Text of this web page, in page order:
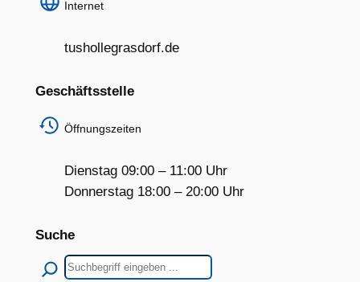
Internet
tushollegrasdorf.de
Geschäftsstelle
Öffnungszeiten
Dienstag 09:00 – 11:00 Uhr
Donnerstag 18:00 – 20:00 Uhr
Suche
Suchen